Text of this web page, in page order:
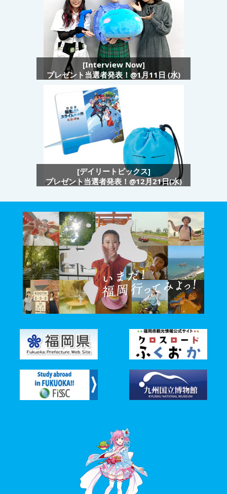
[Interview Now]
プレゼント当選者発表！@1月11日 (水)
[デイリートピックス]
プレゼント当選者発表！@12月21日(水)